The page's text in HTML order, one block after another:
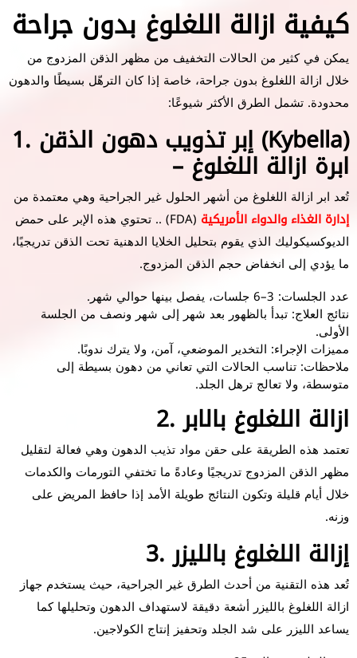
كيفية ازالة اللغلوغ بدون جراحة
يمكن في كثير من الحالات التخفيف من مظهر الذقن المزدوج من
خلال ازالة اللغلوغ بدون جراحة، خاصة إذا كان الترهّل بسيطًا والدهون
محدودة. تشمل الطرق الأكثر شيوعًا:
1. إبر تذويب دهون الذقن (Kybella)
– ابرة ازالة اللغلوغ
تُعد ابر ازالة اللغلوغ من أشهر الحلول غير الجراحية وهي معتمدة من
إدارة الغذاء والدواء الأمريكية
(FDA) .. تحتوي هذه الإبر على حمض
الديوكسيكوليك الذي يقوم بتحليل الخلايا الدهنية تحت الذقن تدريجيًا،
ما يؤدي إلى انخفاض حجم الذقن المزدوج.
عدد الجلسات: 3–6 جلسات، يفصل بينها حوالي شهر.
نتائج العلاج: تبدأ بالظهور بعد شهر إلى شهر ونصف من الجلسة
الأولى.
مميزات الإجراء: التخدير الموضعي، آمن، ولا يترك ندوبًا.
ملاحظات: تناسب الحالات التي تعاني من دهون بسيطة إلى
متوسطة، ولا تعالج ترهل الجلد.
2. ازالة اللغلوغ بالابر
تعتمد هذه الطريقة على حقن مواد تذيب الدهون وهي فعالة لتقليل
مظهر الذقن المزدوج تدريجيًا وعادةً ما تختفي التورمات والكدمات
خلال أيام قليلة وتكون النتائج طويلة الأمد إذا حافظ المريض على
وزنه.
3. إزالة اللغلوغ بالليزر
تُعد هذه التقنية من أحدث الطرق غير الجراحية، حيث يستخدم جهاز
ازالة اللغلوغ بالليزر أشعة دقيقة لاستهداف الدهون وتحليلها كما
يساعد الليزر على شد الجلد وتحفيز إنتاج الكولاجين.